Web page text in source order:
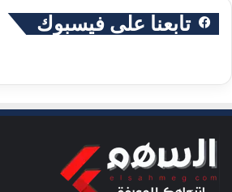
تابعنا على فيسبوك